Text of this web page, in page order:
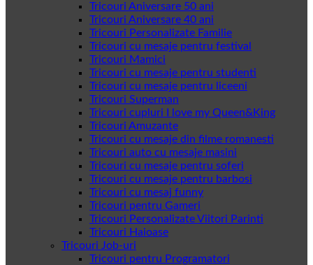
Tricouri Aniversare 50 ani
Tricouri Aniversare 40 ani
Tricouri Personalizate Familie
Tricouri cu mesaje pentru festival
Tricouri Mamici
Tricouri cu mesaje pentru studenti
Tricouri cu mesaje pentru liceeni
Tricouri Superman
Tricouri cupluri I love my Queen&King
Tricouri Amuzante
Tricouri cu mesaje din filme romanesti
Tricouri auto cu mesaje masini
Tricouri cu mesaje pentru soferi
Tricouri cu mesaje pentru barbosi
Tricouri cu mesaj funny
Tricouri pentru Gameri
Tricouri Personalizate Viitori Parinti
Tricouri Haioase
Tricouri Job-uri
Tricouri pentru Programatori